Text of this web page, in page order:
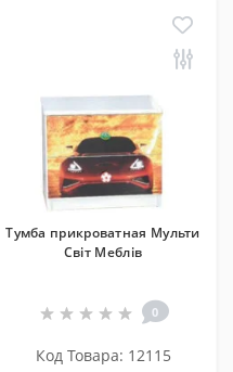
Тумба прикроватная Мульти
Світ Меблів
0
Код Товара: 12115